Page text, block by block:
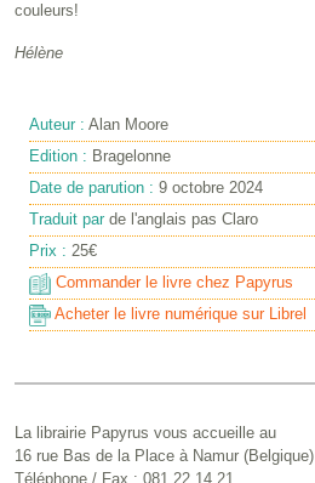
couleurs!
Hélène
Auteur : Alan Moore
Edition : Bragelonne
Date de parution : 9 octobre 2024
Traduit par de l'anglais pas Claro
Prix : 25€
Commander le livre chez Papyrus
Acheter le livre numérique sur Librel
La librairie Papyrus vous accueille au
16 rue Bas de la Place à Namur (Belgique)
Téléphone / Fax : 081 22 14 21